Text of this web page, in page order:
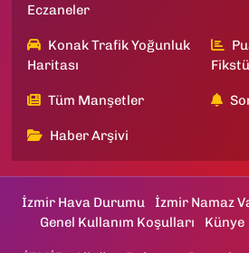
Eczaneler
Konak Trafik Yoğunluk
Haritası
Tüm Manşetler
Haber Arşivi
İzmir Hava Durumu İzmir Namaz
Genel Kullanım Koşulları
Künye